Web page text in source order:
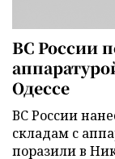
ВС России
Одессе
ВС России
складам с
поразили в